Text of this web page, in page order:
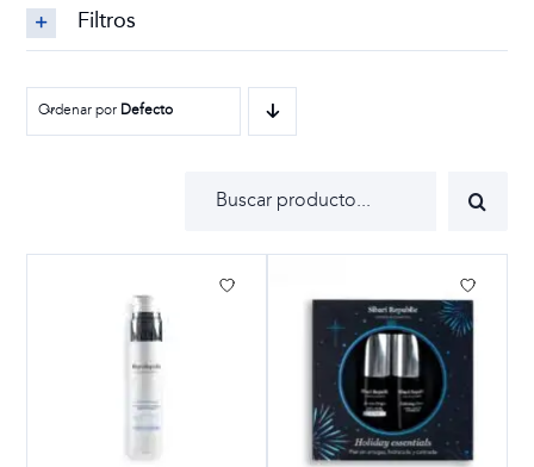
Filtros
Ordenar por Defecto